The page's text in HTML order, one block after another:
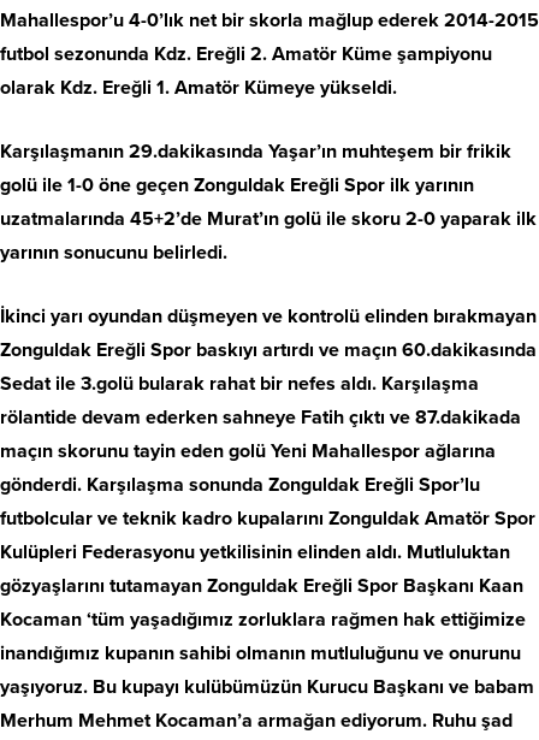
Mahallespor’u 4-0’lık net bir skorla mağlup ederek 2014-2015
futbol sezonunda Kdz. Ereğli 2. Amatör Küme şampiyonu
olarak Kdz. Ereğli 1. Amatör Kümeye yükseldi.
Karşılaşmanın 29.dakikasında Yaşar’ın muhteşem bir frikik
golü ile 1-0 öne geçen Zonguldak Ereğli Spor ilk yarının
uzatmalarında 45+2’de Murat’ın golü ile skoru 2-0 yaparak ilk
yarının sonucunu belirledi.
İkinci yarı oyundan düşmeyen ve kontrolü elinden bırakmayan
Zonguldak Ereğli Spor baskıyı artırdı ve maçın 60.dakikasında
Sedat ile 3.golü bularak rahat bir nefes aldı. Karşılaşma
rölantide devam ederken sahneye Fatih çıktı ve 87.dakikada
maçın skorunu tayin eden golü Yeni Mahallespor ağlarına
gönderdi. Karşılaşma sonunda Zonguldak Ereğli Spor’lu
futbolcular ve teknik kadro kupalarını Zonguldak Amatör Spor
Kulüpleri Federasyonu yetkilisinin elinden aldı. Mutluluktan
gözyaşlarını tutamayan Zonguldak Ereğli Spor Başkanı Kaan
Kocaman ‘tüm yaşadığımız zorluklara rağmen hak ettiğimize
inandığımız kupanın sahibi olmanın mutluluğunu ve onurunu
yaşıyoruz. Bu kupayı kulübümüzün Kurucu Başkanı ve babam
Merhum Mehmet Kocaman’a armağan ediyorum. Ruhu şad